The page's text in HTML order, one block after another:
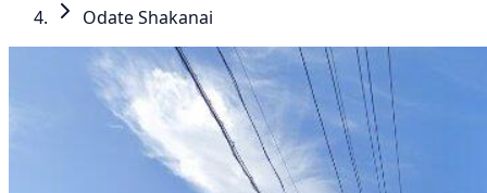
Odate Shakanai